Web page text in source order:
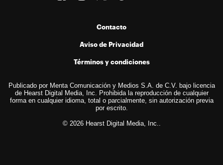
Contacto
Aviso de Privacidad
Términos y condiciones
Publicado por Menta Comunicación y Medios S.A. de C.V. bajo licencia
de Hearst Digital Media, Inc. Prohibida la reproducción de cualquier
forma en cualquier idioma, total o parcialmente, sin autorización previa
por escrito.
© 2026 Hearst Digital Media, Inc..